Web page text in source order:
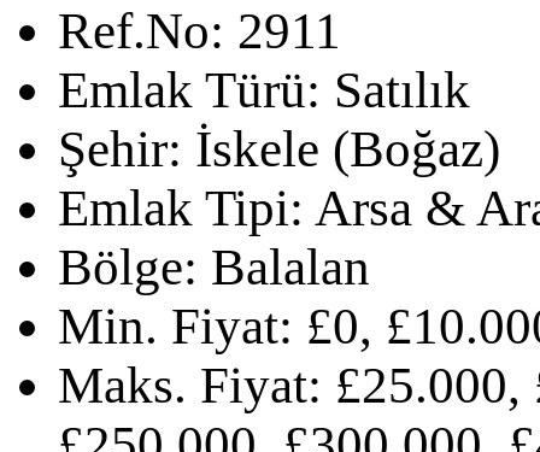
Ref.No: 2911
Emlak Türü: Satılık
Şehir: İskele (Boğaz)
Emlak Tipi: Arsa &
Bölge: Balalan
Min. Fiyat: £0,
Maks. Fiyat: £25.000,